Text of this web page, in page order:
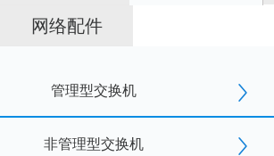
网络配件
管理型交换机
非管理型交换机